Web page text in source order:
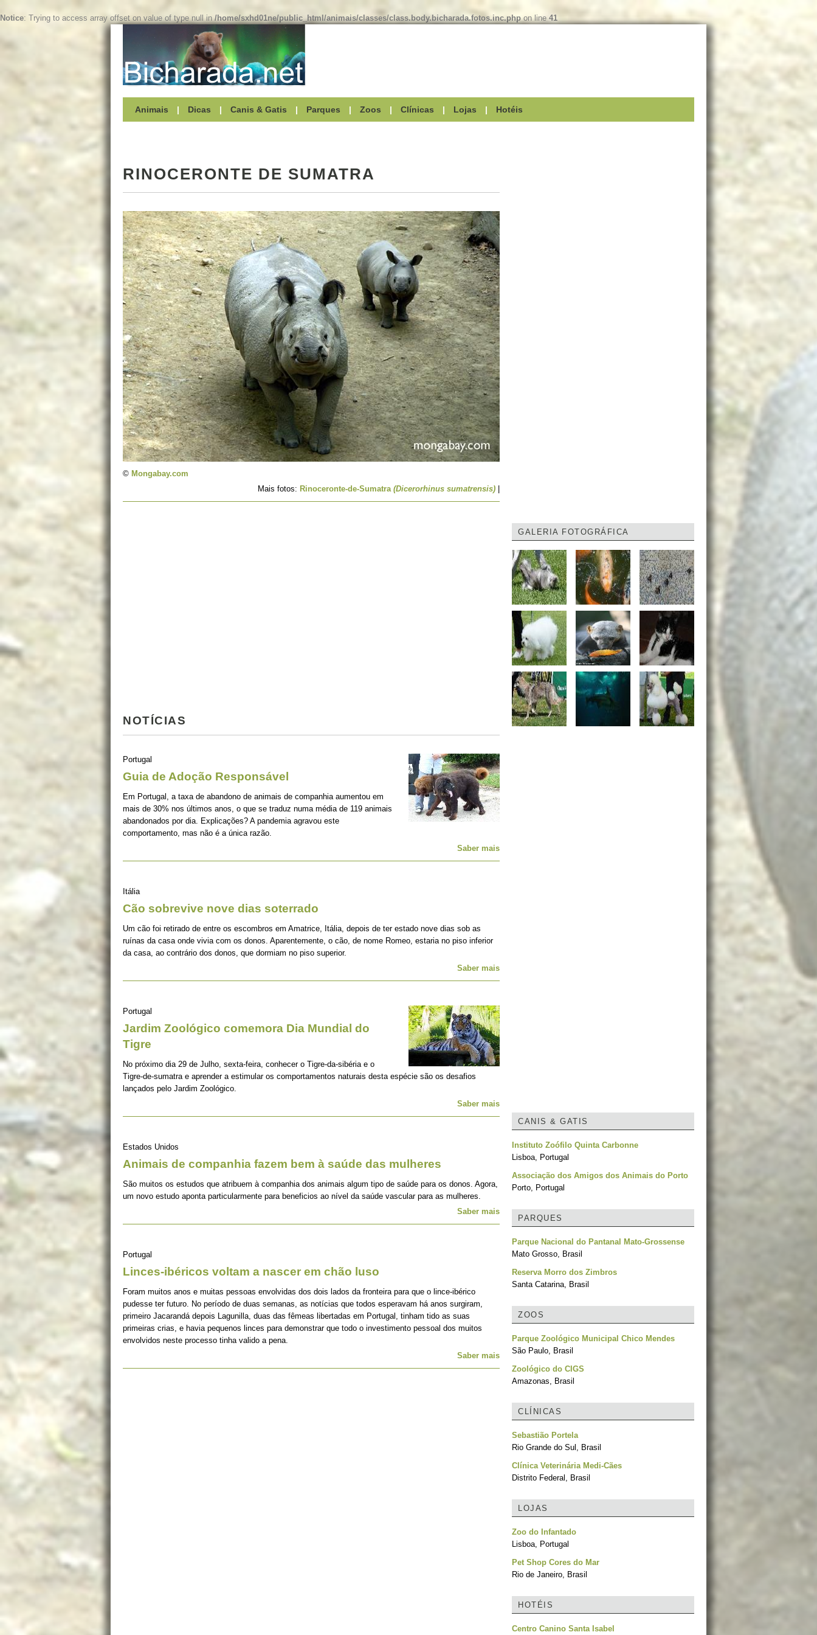
Notice: Trying to access array offset on value of type null in/home/sxhd01ne/public_html/animais/classes/class.body.bicharada.fotos.inc.phpon line41
Animais | Dicas | Canis & Gatis | Parques | Zoos | Clínicas | Lojas | Hotéis
RINOCERONTE DE SUMATRA
© Mongabay.com
Mais fotos: Rinoceronte-de-Sumatra (Dicerorhinus sumatrensis)
NOTÍCIAS
Portugal
Guia de Adoção Responsável
Em Portugal, a taxa de abandono de animais de companhia aumentou em
mais de 30% nos últimos anos, o que se traduz numa média de 119 animais
abandonados por dia. Explicações? A pandemia agravou este
comportamento, mas não é a única razão.
Saber mais
Itália
Cão sobrevive nove dias soterrado
Um cão foi retirado de entre os escombros em Amatrice, Itália, depois de ter estado nove dias sob as
ruínas da casa onde vivia com os donos. Aparentemente, o cão, de nome Romeo, estaria no piso inferior
da casa, ao contrário dos donos, que dormiam no piso superior.
Saber mais
Portugal
Jardim Zoológico comemora Dia Mundial do
Tigre
No próximo dia 29 de Julho, sexta-feira, conhecer o Tigre-da-sibéria e o
Tigre-de-sumatra e aprender a estimular os comportamentos naturais desta espécie são os desafios
lançados pelo Jardim Zoológico.
Saber mais
Estados Unidos
Animais de companhia fazem bem à saúde das mulheres
São muitos os estudos que atribuem à companhia dos animais algum tipo de saúde para os donos. Agora,
um novo estudo aponta particularmente para beneficios ao nível da saúde vascular para as mulheres.
Saber mais
Portugal
Linces-ibéricos voltam a nascer em chão luso
Foram muitos anos e muitas pessoas envolvidas dos dois lados da fronteira para que o lince-ibérico
pudesse ter futuro. No período de duas semanas, as notícias que todos esperavam há anos surgiram,
primeiro Jacarandá depois Lagunilla, duas das fêmeas libertadas em Portugal, tinham tido as suas
primeiras crias, e havia pequenos linces para demonstrar que todo o investimento pessoal dos muitos
envolvidos neste processo tinha valido a pena.
Saber mais
GALERIA FOTOGRÁFICA
CANIS & GATIS
Instituto Zoófilo Quinta Carbonne
Lisboa, Portugal
Associação dos Amigos dos Animais do Porto
Porto, Portugal
PARQUES
Parque Nacional do Pantanal Mato-Grossense
Mato Grosso, Brasil
Reserva Morro dos Zimbros
Santa Catarina, Brasil
ZOOS
Parque Zoológico Municipal Chico Mendes
São Paulo, Brasil
Zoológico do CIGS
Amazonas, Brasil
CLÍNICAS
Sebastião Portela
Rio Grande do Sul, Brasil
Clínica Veterinária Medi-Cães
Distrito Federal, Brasil
LOJAS
Zoo do Infantado
Lisboa, Portugal
Pet Shop Cores do Mar
Rio de Janeiro, Brasil
HOTÉIS
Centro Canino Santa Isabel